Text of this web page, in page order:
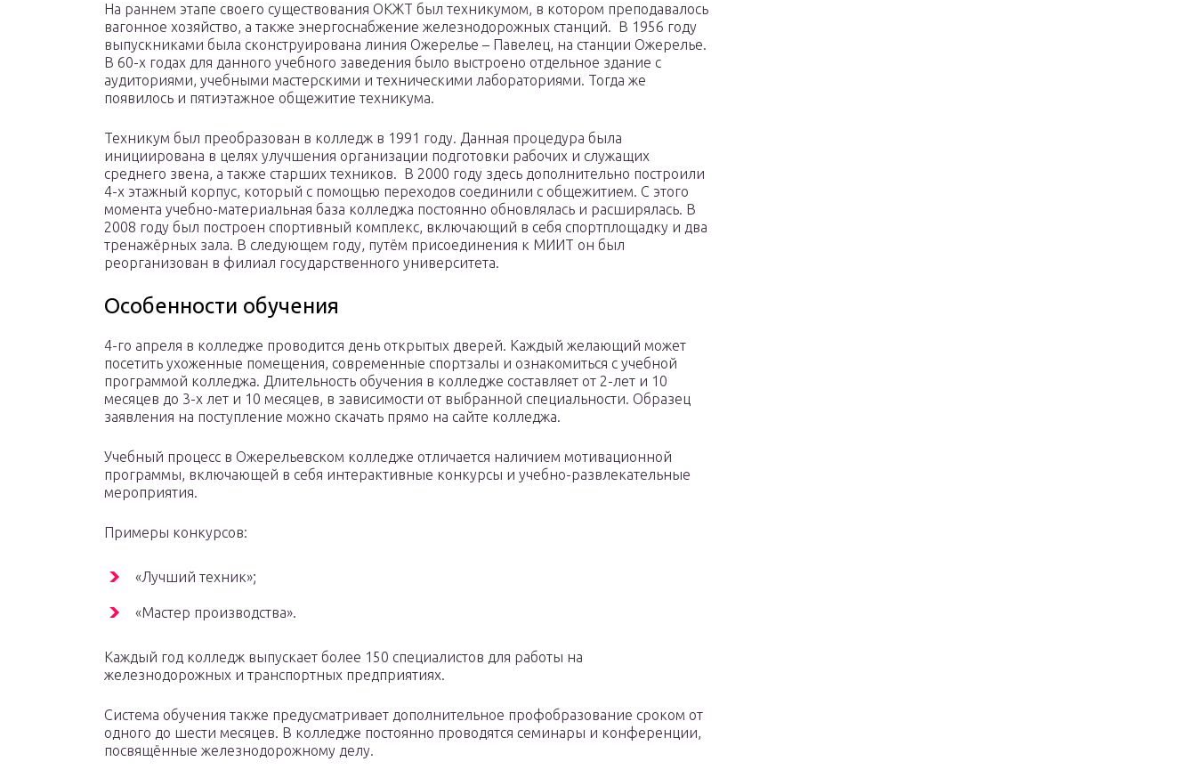
На раннем этапе своего существования ОКЖТ был техникумом, в котором преподавалось
вагонное хозяйство, а также энергоснабжение железнодорожных станций. В 1956 году
выпускниками была сконструирована линия Ожерелье – Павелец, на станции Ожерелье.
В 60-х годах для данного учебного заведения было выстроено отдельное здание с
аудиториями, учебными мастерскими и техническими лабораториями. Тогда же
появилось и пятиэтажное общежитие техникума.
Техникум был преобразован в колледж в 1991 году. Данная процедура была
инициирована в целях улучшения организации подготовки рабочих и служащих
среднего звена, а также старших техников. В 2000 году здесь дополнительно построили
4-х этажный корпус, который с помощью переходов соединили с общежитием. С этого
момента учебно-материальная база колледжа постоянно обновлялась и расширялась. В
2008 году был построен спортивный комплекс, включающий в себя спортплощадку и два
тренажёрных зала. В следующем году, путём присоединения к МИИТ он был
реорганизован в филиал государственного университета.
Особенности обучения
4-го апреля в колледже проводится день открытых дверей. Каждый желающий может
посетить ухоженные помещения, современные спортзалы и ознакомиться с учебной
программой колледжа. Длительность обучения в колледже составляет от 2-лет и 10
месяцев до 3-х лет и 10 месяцев, в зависимости от выбранной специальности. Образец
заявления на поступление можно скачать прямо на сайте колледжа.
Учебный процесс в Ожерельевском колледже отличается наличием мотивационной
программы, включающей в себя интерактивные конкурсы и учебно-развлекательные
мероприятия.
Примеры конкурсов:
«Лучший техник»;
«Мастер производства».
Каждый год колледж выпускает более 150 специалистов для работы на
железнодорожных и транспортных предприятиях.
Система обучения также предусматривает дополнительное профобразование сроком от
одного до шести месяцев. В колледже постоянно проводятся семинары и конференции,
посвящённые железнодорожному делу.